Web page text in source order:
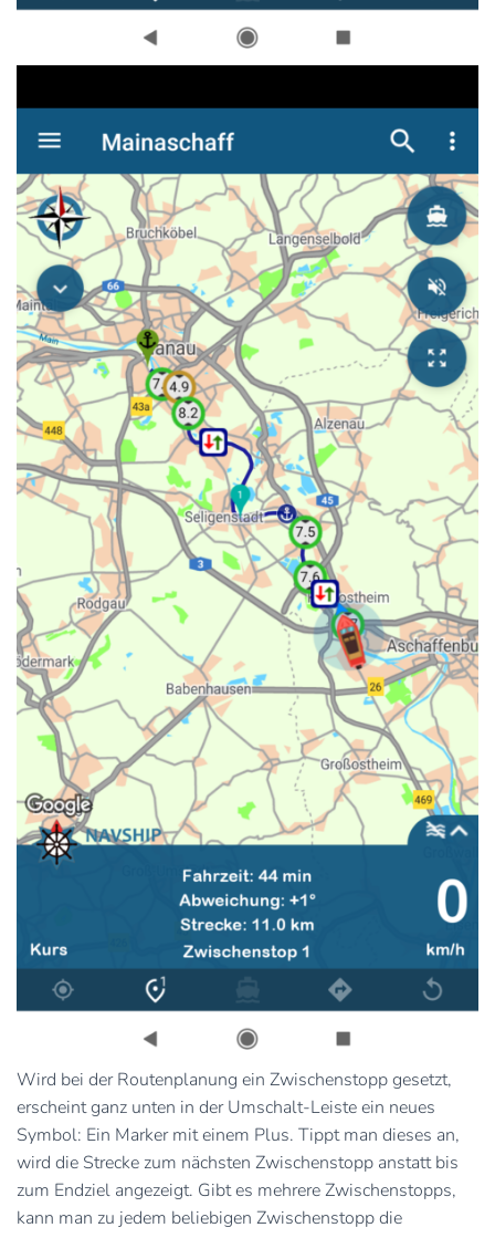
Wird bei der Routenplanung ein Zwischenstopp gesetzt,
erscheint ganz unten in der Umschalt-Leiste ein neues
Symbol: Ein Marker mit einem Plus. Tippt man dieses an,
wird die Strecke zum nächsten Zwischenstopp anstatt bis
zum Endziel angezeigt. Gibt es mehrere Zwischenstopps,
kann man zu jedem beliebigen Zwischenstopp die